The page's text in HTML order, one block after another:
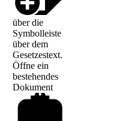
über die
Symbolleiste
über dem
Gesetzestext.
Öffne ein
bestehendes
Dokument